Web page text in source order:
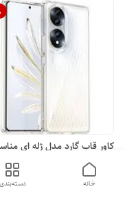
کاور قاب گارد مدل ژله ای
برای گوشی موبایل آنر X7b
۲۰۰٬۰۰۰ دسته‌بندی خانه